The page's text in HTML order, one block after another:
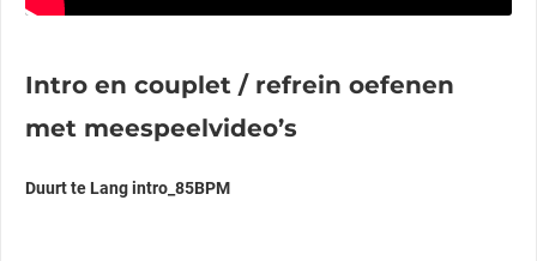
Intro en couplet / refrein oefenen
met meespeelvideo’s
Duurt te Lang intro_85BPM